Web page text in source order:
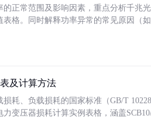
正常范围及影响因素，重点分析千兆
格。同时解释功率异常的常见原因（
及计算方法
耗、负载损耗的国家标准（GB/T
变压器损耗计算实例表格，涵盖